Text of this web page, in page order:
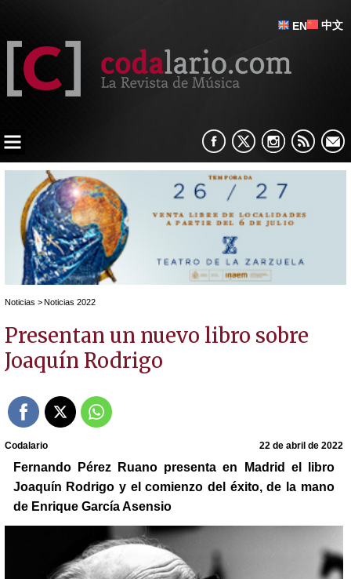
EN 中文
Noticias > Noticias 2022
Presentan un nuevo libro sobre
Joaquín Rodrigo
Codalario 22 de abril de 2022
Fernando Pérez Ruano presenta en Madrid el libro
Joaquín Rodrigo y el comienzo del éxito, de la mano
de Enrique García Asensio